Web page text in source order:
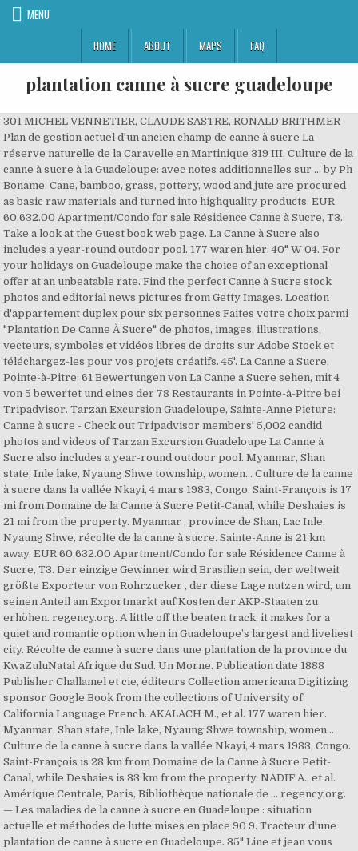
MENU
HOME
ABOUT MAPS FAQ
plantation canne à sucre guadeloupe
301 MICHEL VENNETIER, CLAUDE SASTRE, RONALD BRITHMER
Plan de gestion actuel d'un ancien champ de canne à sucre La
réserve naturelle de la Caravelle en Martinique 319 III. Culture de la
canne à sucre à la Guadeloupe: avec notes additionnelles sur ... by Ph
Boname. Cane, bamboo, grass, pottery, wood and jute are procured
as basic raw materials and turned into highquality products. EUR
60,632.00 Apartment/Condo for sale Résidence Canne à Sucre, T3.
Take a look at the Guest book web page. La Canne à Sucre also
includes a year-round outdoor pool. 177 waren hier. 40" W 04. For
your holidays on Guadeloupe make the choice of an exceptional
offer at an unbeatable rate. Find the perfect Canne à Sucre stock
photos and editorial news pictures from Getty Images. Location
d'appartement duplex pour six personnes Faites votre choix parmi
"Plantation De Canne À Sucre" de photos, images, illustrations,
vecteurs, symboles et vidéos libres de droits sur Adobe Stock et
téléchargez-les pour vos projets créatifs. 45'. La Canne a Sucre,
Pointe-à-Pitre: 61 Bewertungen von La Canne a Sucre sehen, mit 4
von 5 bewertet und eines der 78 Restaurants in Pointe-à-Pitre bei
Tripadvisor. Tarzan Excursion Guadeloupe, Sainte-Anne Picture:
Canne à sucre - Check out Tripadvisor members' 5,002 candid
photos and videos of Tarzan Excursion Guadeloupe La Canne à
Sucre also includes a year-round outdoor pool. Myanmar, Shan
state, Inle lake, Nyaung Shwe township, women... Culture de la canne
à sucre dans la vallée Nkayi, 4 mars 1983, Congo. Saint-François is 17
mi from Domaine de la Canne à Sucre Petit-Canal, while Deshaies is
21 mi from the property. Myanmar , province de Shan, Lac Inle,
Nyaung Shwe, récolte de la canne à sucre. Sainte-Anne is 21 km
away. EUR 60,632.00 Apartment/Condo for sale Résidence Canne à
Sucre, T3. Der einzige Gewinner wird Brasilien sein, der weltweit
größte Exporteur von Rohrzucker , der diese Lage nutzen wird, um
seinen Anteil am Exportmarkt auf Kosten der AKP-Staaten zu
erhöhen. regency.org. A little off the beaten track, it makes for a
quiet and romantic option when in Guadeloupe’s largest and liveliest
city. Récolte de canne à sucre dans une plantation de la province du
KwaZuluNatal Afrique du Sud. Un Morne. Publication date 1888
Publisher Challamel et cie, éditeurs Collection americana Digitizing
sponsor Google Book from the collections of University of
California Language French. AKALACH M., et al. 177 waren hier.
Myanmar, Shan state, Inle lake, Nyaung Shwe township, women...
Culture de la canne à sucre dans la vallée Nkayi, 4 mars 1983, Congo.
Saint-François is 28 km from Domaine de la Canne à Sucre Petit-
Canal, while Deshaies is 33 km from the property. NADIF A., et al.
Amérique Centrale, Paris, Bibliothèque nationale de … regency.org.
— Les maladies de la canne à sucre en Guadeloupe : situation
actuelle et méthodes de lutte mises en place 90 9. Tracteur d'une
plantation de canne à sucre en Guadeloupe. 35" Line et jean vous